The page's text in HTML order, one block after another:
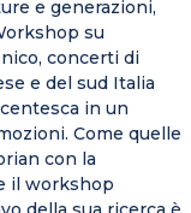
e generazioni,
su
concerti di
e del sud Italia
in un
Come quelle
con la
il workshop